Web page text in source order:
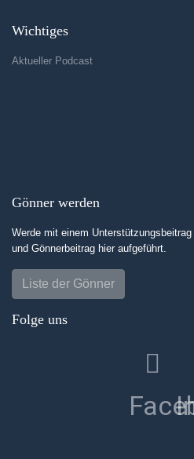
Wichtiges
Aktueller Podcast
Gönner werden
Werde mit einem
und Gönnerbeitrag hier aufgeführt.
Liste der Gönner
Folge uns